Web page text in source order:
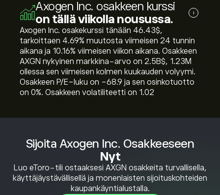
Sijoita Axogen Inc. Osakkeeseen
Nyt
Luo eToro-tili ostaaksesi AXGN osakkeita turvallisella,
käyttäjäystävällisellä ja monenlaisten sijoituskohteiden
kaupankäyntialustalla.
Axogen Inc. osakkeen kurssi
on tällä viikolla nousussa.
i
Axogen Inc. osakekurssi tänään 46.43‎$‎,
tarkoittaen ‎4.69‎% muutosta viimeisen 24 tunnin
aikana ja ‎10.16‎% viimeisen viikon aikana. Osakkeen
AXGN nykyinen markkina-arvo on 2.5B‎$‎, 1.23M
ollessa sen viimeisen kolmen kuukauden volyymi.
Osakkeen P/E-luku on -68.9 ja sen osinkotuotto
on 0%. Osakkeen volatiliteetti on 1.02